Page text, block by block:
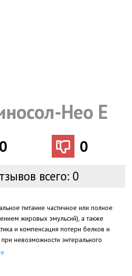
Нео Е
0 0
всего: 0
питание частичное или полное
жировых эмульсий), а также
и компенсация потери белков и
при невозможности энтерального